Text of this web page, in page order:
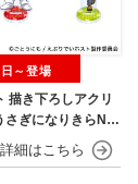
描き下ろしアクリ
さぎになりきらNIG
日～登場